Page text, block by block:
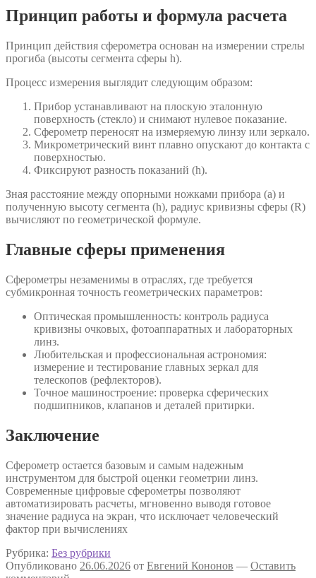
Принцип работы и формула расчета
Принцип действия сферометра основан на измерении стрелы
прогиба (высоты сегмента сферы h).
Процесс измерения выглядит следующим образом:
Прибор устанавливают на плоскую эталонную
поверхность (стекло) и снимают нулевое показание.
Сферометр переносят на измеряемую линзу или зеркало.
Микрометрический винт плавно опускают до контакта с
поверхностью.
Фиксируют разность показаний (h).
Зная расстояние между опорными ножками прибора (a) и
полученную высоту сегмента (h), радиус кривизны сферы (R)
вычисляют по геометрической формуле.
Главные сферы применения
Сферометры незаменимы в отраслях, где требуется
субмикронная точность геометрических параметров:
Оптическая промышленность: контроль радиуса
кривизны очковых, фотоаппаратных и лабораторных
линз.
Любительская и профессиональная астрономия:
измерение и тестирование главных зеркал для
телескопов (рефлекторов).
Точное машиностроение: проверка сферических
подшипников, клапанов и деталей притирки.
Заключение
Сферометр остается базовым и самым надежным
инструментом для быстрой оценки геометрии линз.
Современные цифровые сферометры позволяют
автоматизировать расчеты, мгновенно выводя готовое
значение радиуса на экран, что исключает человеческий
фактор при вычислениях
Рубрика: Без рубрики
Опубликовано 26.06.2026 от Евгений Кононов — Оставить